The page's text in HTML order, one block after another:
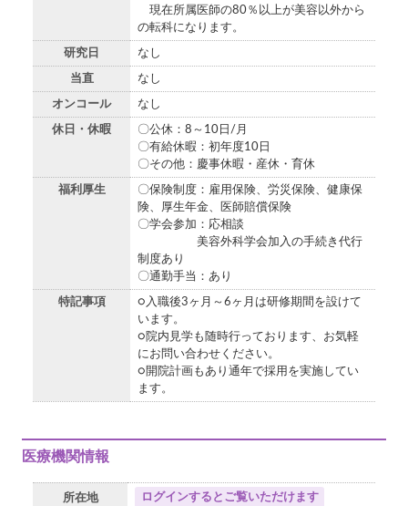
現在所属医師の80％以上が美容以外から
の転科になります。
研究日 なし
当直 なし
オンコール なし
休日・休暇
〇公休：8～10日/月
〇有給休暇：初年度10日
〇その他：慶事休暇・産休・育休
福利厚生
〇保険制度：雇用保険、労災保険、健康保
険、厚生年金、医師賠償保険
〇学会参加：応相談
美容外科学会加入の手続き代行
制度あり
〇通勤手当：あり
特記事項
○入職後3ヶ月～6ヶ月は研修期間を設けて
います。
○院内見学も随時行っております、お気軽
にお問い合わせください。
○開院計画もあり通年で採用を実施してい
ます。
医療機関情報
所在地 ログインするとご覧いただけます